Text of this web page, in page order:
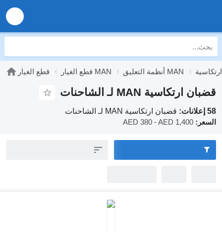
قطع الغيار قطع الغيار MAN أنظمة التعليق MAN
قضبان ارتكاسية MAN لـ الشاحنات
58 إعلانات:
قضبان ارتكاسية MAN لـ الشاحنات
السعر: AED 380 - AED 1,400